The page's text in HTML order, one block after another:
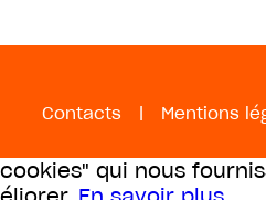
Contacts | Mentions
qui nous